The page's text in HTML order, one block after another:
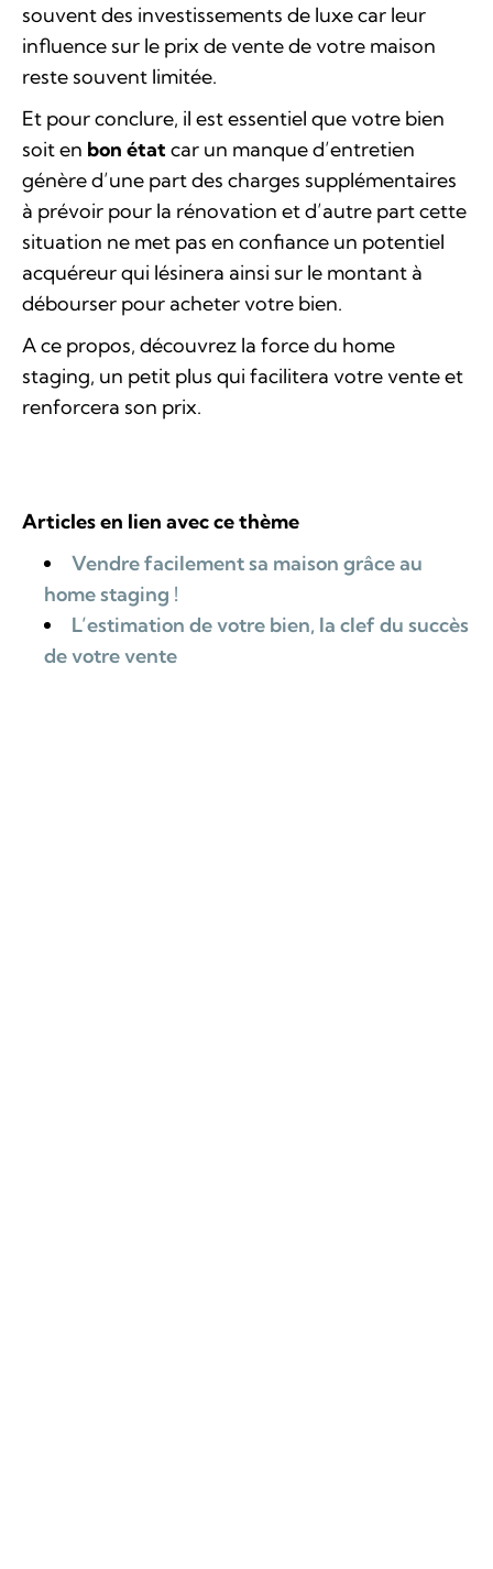
souvent des investissements de luxe car leur
influence sur le prix de vente de votre maison
reste souvent limitée.
Et pour conclure, il est essentiel que votre bien
soit en bon étatcar un manque d’entretien
génère d’une part des charges supplémentaires
à prévoir pour la rénovation et d’autre part cette
situation ne met pas en confiance un potentiel
acquéreur qui lésinera ainsi sur le montant à
débourser pour acheter votre bien.
A ce propos, découvrez la force du home
staging, un petit plus qui facilitera votre vente et
renforcera son prix.
Articles en lien avec ce thème
Vendre facilement sa maison grâce au
home staging !
L’estimation de votre bien, la clef du succès
de votre vente